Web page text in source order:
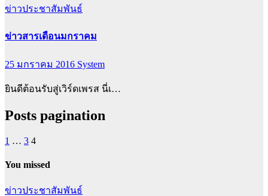
ข่าวประชาสัมพันธ์
ข่าวสารเดือนมกราคม
25 มกราคม 2016 System
ยินดีต้อนรับสู่เวิร์ดเพรส นี่เ…
Posts pagination
1 … 3 4
You missed
ข่าวประชาสัมพันธ์